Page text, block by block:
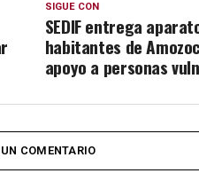
SIGUE CON
SEDIF entrega
habitantes de
apoyo a personas
COMENTARIO